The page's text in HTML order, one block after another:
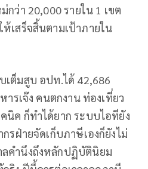
ว่า 20,000 รายใน 1 เขต
ห้เสร็จสิ้นตามเป้าภายใน
เต็มสูบ อปท.ได้ 42,686
ารเจ๊ง คนตกงาน ท่องเที่ยว
นิค ก็ทำได้ยาก ระบบไอทียัง
รฝ่ายจัดเก็บภาษีเองก็ยังไม่
คำนึงถึงหลักปฏิบัตินิยม